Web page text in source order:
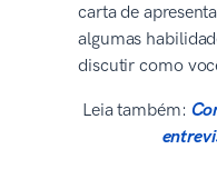
carta de
algumas
discutir como
Leia também: